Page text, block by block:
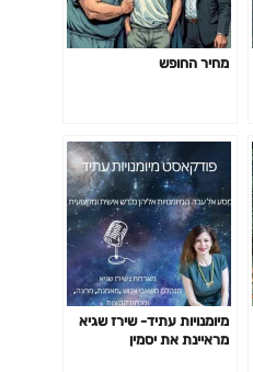
מחיר החופש
מיומנויות עתיד- שירז שגיא
מראיינת את יסמין